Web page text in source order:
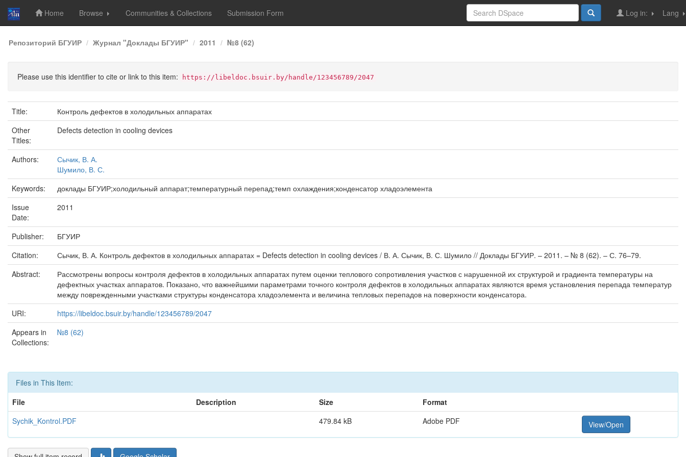
Skip
navigation
Home Browse Communities & Collections Submission Form Lang
Log in:
Репозиторий БГУИР Журнал "Доклады БГУИР" 2011 №8 (62)
Please use this identifier to cite or link to this item: https://libeldoc.bsuir.by/handle/123456789/2047
Title:
Контроль дефектов в холодильных аппаратах
Other
Titles:
Defects detection in cooling devices
Authors:
Сычик, В. А.
Шумило, В. С.
Keywords:
доклады БГУИР;холодильный аппарат;температурный перепад;темп охлаждения;конденсатор хладоэлемента
Issue
Date:
2011
Publisher:
БГУИР
Citation:
Сычик, В. А. Контроль дефектов в холодильных аппаратах = Defects detection in cooling devices / В. А. Сычик, В. С. Шумило // Доклады БГУИР. – 2011. – № 8 (62). – С. 76–79.
Abstract:
Рассмотрены вопросы контроля дефектов в холодильных аппаратах путем оценки теплового сопротивления участков с нарушенной их структурой и градиента температуры на
дефектных участках аппаратов. Показано, что важнейшими параметрами точного контроля дефектов в холодильных аппаратах являются время установления перепада температур
между поврежденными участками структуры конденсатора хладоэлемента и величина тепловых перепадов на поверхности конденсатора.
URI:
https://libeldoc.bsuir.by/handle/123456789/2047
Appears in
Collections:
№8 (62)
Files in This Item:
File
Description Size
Format
Sychik_Kontrol.PDF
479.84 kB Adobe PDF View/Open